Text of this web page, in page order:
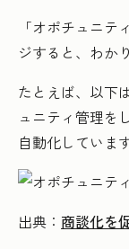
「オポチュニ
ジすると、わか
たとえば、以下
ュニティ管理を
自動化しています
出典： 商談化を